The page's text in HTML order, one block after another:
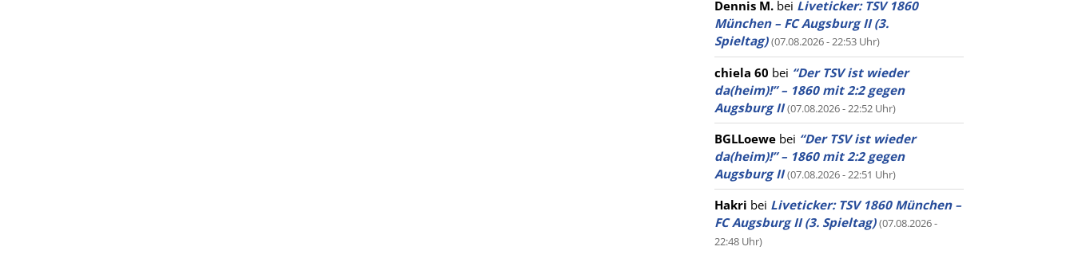
Dennis M. bei Liveticker: TSV 1860
München – FC Augsburg II (3.
Spieltag) (07.08.2026 - 22:53 Uhr)
chiela 60 bei “Der TSV ist wieder
da(heim)!” – 1860 mit 2:2 gegen
Augsburg II (07.08.2026 - 22:52 Uhr)
BGLLoewe bei “Der TSV ist wieder
da(heim)!” – 1860 mit 2:2 gegen
Augsburg II (07.08.2026 - 22:51 Uhr)
Hakri bei Liveticker: TSV 1860 München –
FC Augsburg II (3. Spieltag) (07.08.2026 -
22:48 Uhr)